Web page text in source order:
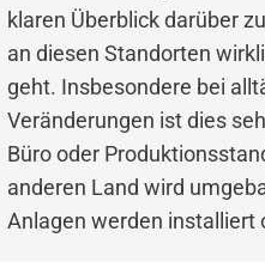
klaren Überblick darüber
an diesen Standorten
geht. Insbesondere bei
Veränderungen ist dies
Büro oder
anderen Land wird
Anlagen werden installiert